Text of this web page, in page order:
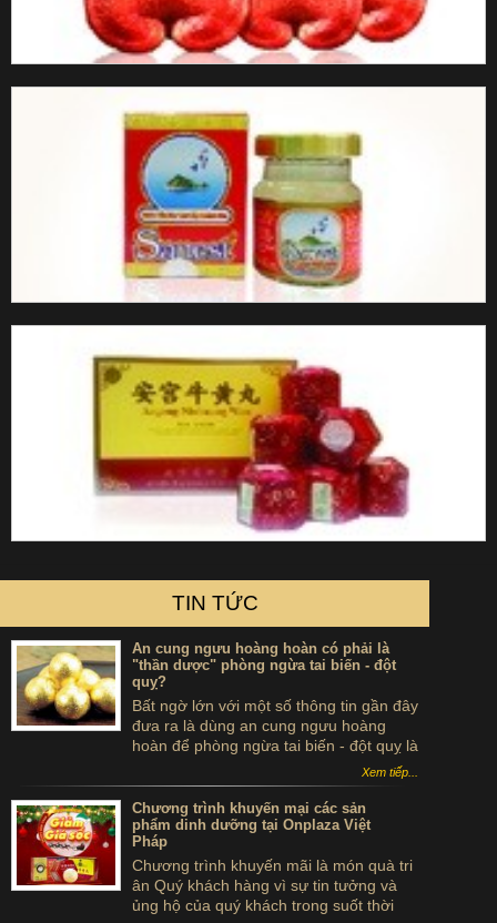
TIN TỨC
An cung ngưu hoàng hoàn có phải là
"thần dược" phòng ngừa tai biến - đột
quỵ?
Bất ngờ lớn với một số thông tin gần đây
đưa ra là dùng an cung ngưu hoàng
hoàn để phòng ngừa tai biến - đột quỵ là
...tự sát. Thực hư sản phẩm này ra sao,
có thể dùng để phòng tai biến - đột quỵ
không?
Xem tiếp...
Chương trình khuyến mại các sản
phẩm dinh dưỡng tại Onplaza Việt
Pháp
Chương trình khuyến mãi là món quà tri
ân Quý khách hàng vì sự tin tưởng và
ủng hộ của quý khách trong suốt thời